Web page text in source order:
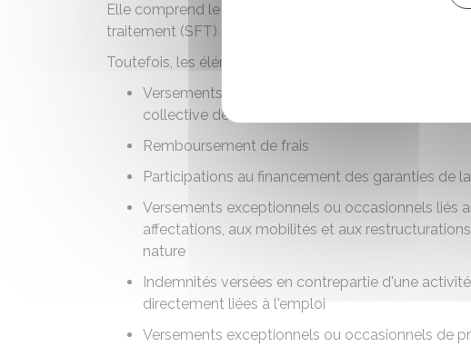
Elle comprend le traitement indiciaire, l'indemnité de
traitement (SFT) et les primes et indemnités.
Toutefois, les éléments de rémunération suivants ne
Versements exceptionnels ou occasionnels,
collective de la manière de servir
Remboursement de frais
Participations au financement des garanties de
Versements exceptionnels ou occasionnels liés
affectations, aux mobilités et aux
nature
Indemnités versées en contrepartie d'une
directement liées à l'emploi
Versements exceptionnels ou occasionnels de